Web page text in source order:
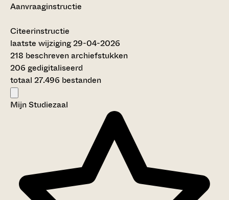
Aanvraaginstructie
Citeerinstructie
laatste wijziging 29-04-2026
218 beschreven archiefstukken
206 gedigitaliseerd
totaal 27.496 bestanden
Mijn Studiezaal